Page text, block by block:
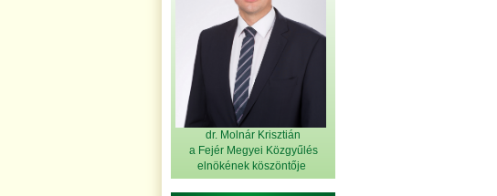
dr. Molnár Krisztián
a Fejér Megyei Közgyűlés
elnökének köszöntője